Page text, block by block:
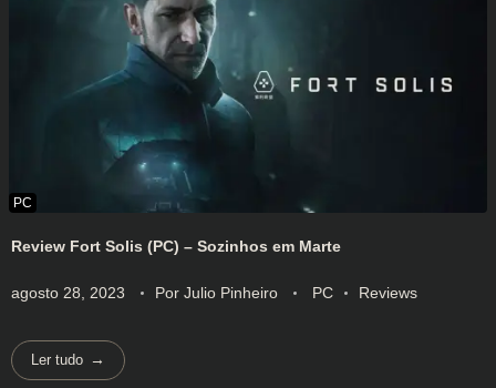
Review Fort Solis (PC) – Sozinhos em Marte
agosto 28, 2023 Por Julio Pinheiro PC Reviews
Ler tudo